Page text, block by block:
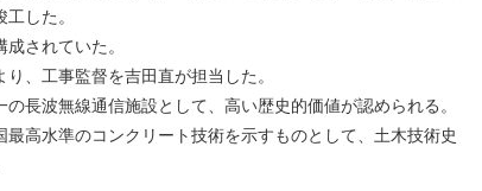
した。
されていた。
、工事監督を吉田直が担当した。
長波無線通信施設として、高い歴史的価値が認められる。
高水準のコンクリート技術を示すものとして、土木技術史